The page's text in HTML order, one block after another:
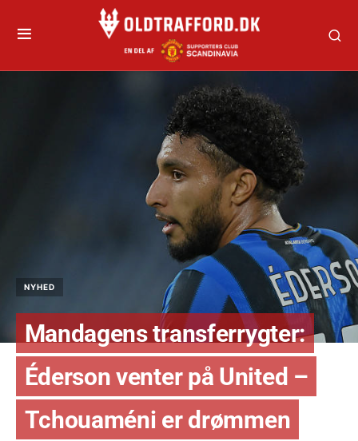
NYHED
Mandagens transferrygter:
Éderson venter på United –
Tchouaméni er drømmen